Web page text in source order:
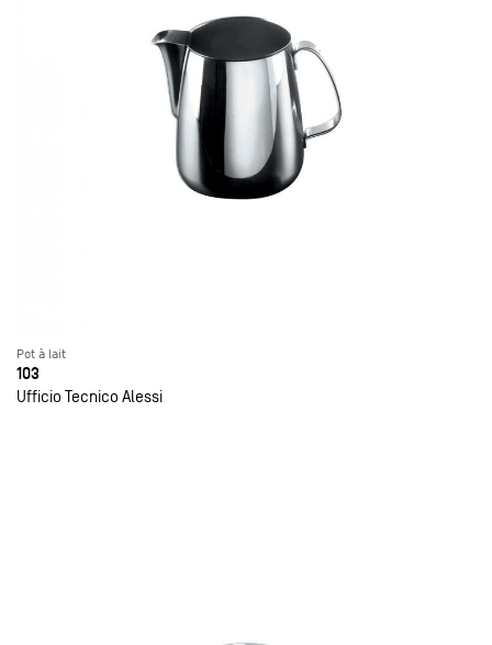
Pot à lait
103
Ufficio Tecnico Alessi